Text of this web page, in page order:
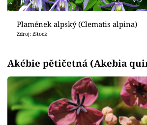
Plamének alpský (Clematis alpina)
Zdroj: iStock
Akébie pětičetná (Akebia